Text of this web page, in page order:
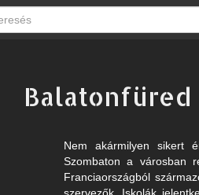
Balatonfüred
Nem akármilyen sikert
Szombaton a városban
Franciaországból